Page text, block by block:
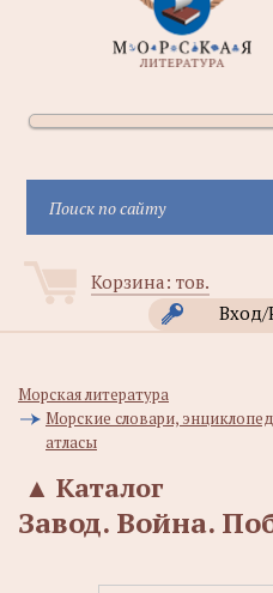
Корзина: тов.
Вход/
Морская литература
Морские словари,
атласы
Каталог
▲
Завод. Война.